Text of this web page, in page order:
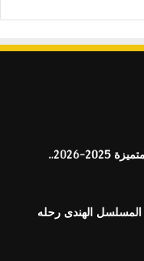
مصروفات المدارس التجريبية والرسمية المتميزة 2025-2026..
الهندى رحله